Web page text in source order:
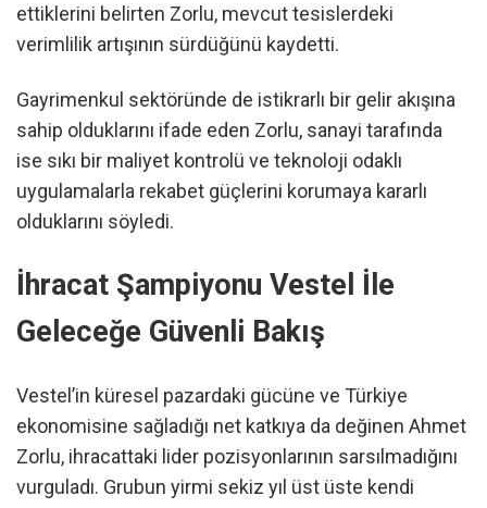
ettiklerini belirten Zorlu, mevcut tesislerdeki
verimlilik artışının sürdüğünü kaydetti.
Gayrimenkul sektöründe de istikrarlı bir gelir akışına
sahip olduklarını ifade eden Zorlu, sanayi tarafında
ise sıkı bir maliyet kontrolü ve teknoloji odaklı
uygulamalarla rekabet güçlerini korumaya kararlı
olduklarını söyledi.
İhracat Şampiyonu Vestel İle
Geleceğe Güvenli Bakış
Vestel’in küresel pazardaki gücüne ve Türkiye
ekonomisine sağladığı net katkıya da değinen Ahmet
Zorlu, ihracattaki lider pozisyonlarının sarsılmadığını
vurguladı. Grubun yirmi sekiz yıl üst üste kendi